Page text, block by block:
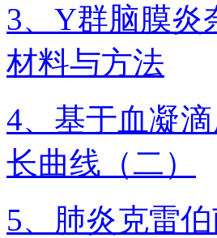
3、Y群脑膜
材料与方法
4、基于血凝
长曲线（二）
5、肺炎克雷